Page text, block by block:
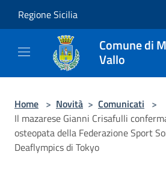
Regione Sicilia
Comune di
Vallo
Home > Novità > Comunicati >
Il mazarese Gianni Crisafulli
osteopata della Federazione Sport
Deaflympics di Tokyo